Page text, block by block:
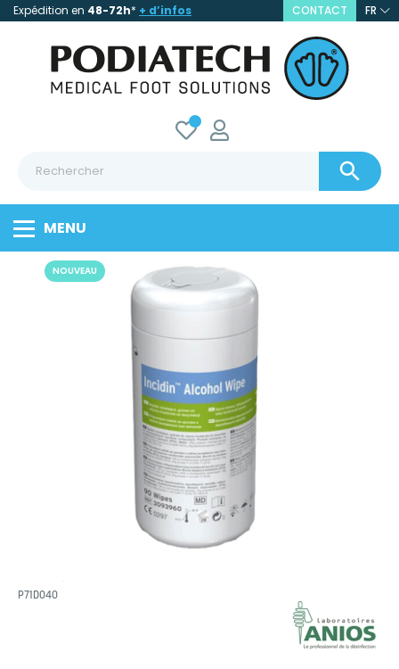
Expédition en 48-72h* + d’infos CONTACT FR

MENU
NOUVEAU
P71D040